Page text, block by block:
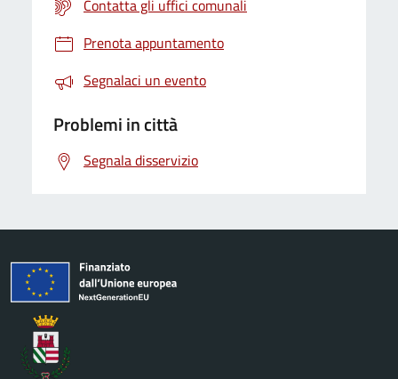
Contatta gli uffici comunali
Prenota appuntamento
Segnalaci un evento
Problemi in città
Segnala disservizio